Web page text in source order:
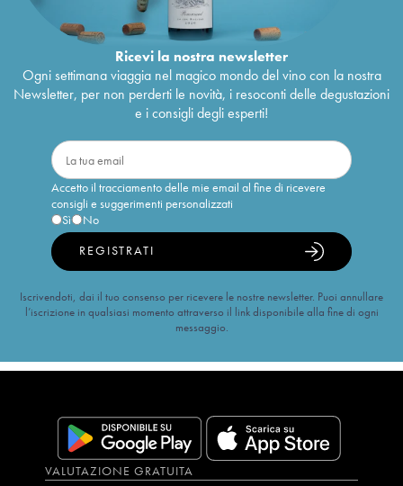
Ricevi la nostra newsletter
Ogni settimana viaggia nel magico mondo del vino con la nostra
Newsletter, per non perderti le novità, i resoconti delle degustazioni
e i consigli degli esperti!
Accetto il tracciamento delle mie email al fine di ricevere
consigli e suggerimenti personalizzati
Sì
No
REGISTRATI
Iscrivendoti, dai il tuo consenso per ricevere le nostre newsletter. Puoi annullare
l’iscrizione in qualsiasi momento attraverso il link disponibile alla fine di ogni
messaggio.
VALUTAZIONE GRATUITA